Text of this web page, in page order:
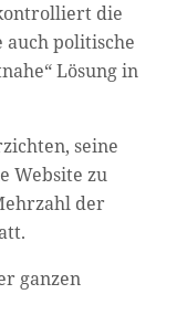
die
auch politische
Lösung in
seine
Website zu
der
ganzen